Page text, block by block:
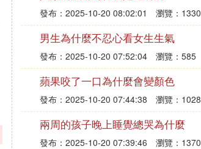
發布：2025-10-20 08:02:01 瀏覽：1330
男生為什麼不忍心看女生生氣
發布：2025-10-20 07:52:04 瀏覽：585
蘋果咬了一口為什麼會變顏色
發布：2025-10-20 07:44:38 瀏覽：1028
兩周的孩子晚上睡覺總哭為什麼
發布：2025-10-20 07:39:46 瀏覽：1370